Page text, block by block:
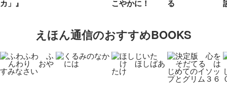
カ」』
こやかに！
る
えほん通信のおすすめBOOKS